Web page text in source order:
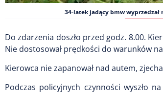
34-latek jadący bmw wyprzedzał
Do zdarzenia doszło przed godz. 8.00.
Nie dostosował prędkości do warunków
Kierowca nie zapanował nad autem,
Podczas policyjnych czynności wyszło